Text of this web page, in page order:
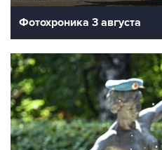
Фотохроника 3 августа